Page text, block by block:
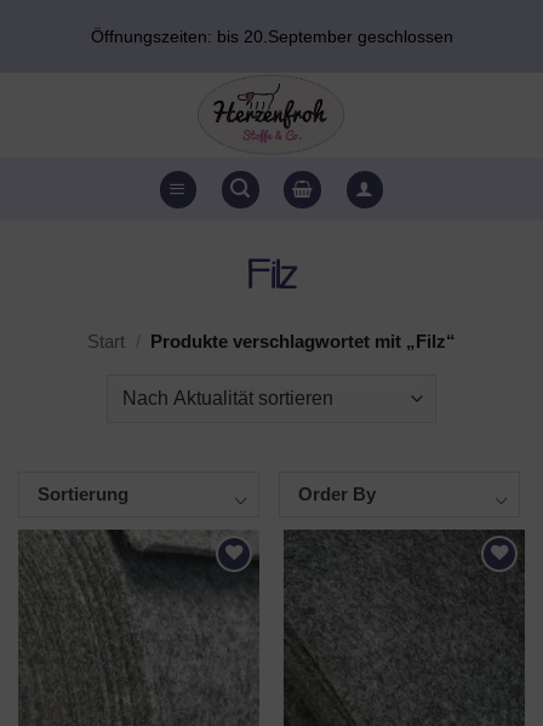
Öffnungszeiten: bis 20.September geschlossen
Filz
Start Produkte verschlagwortet mit „Filz“
Sortierung Order By
AUF DEN
WUNSCHZETTEL
AUF DEN
WUNSCHZETTEL